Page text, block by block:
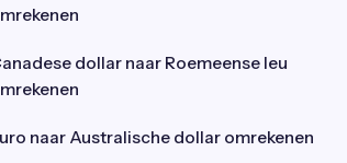
dollar naar Roemeense leu
naar Australische dollar omrekenen